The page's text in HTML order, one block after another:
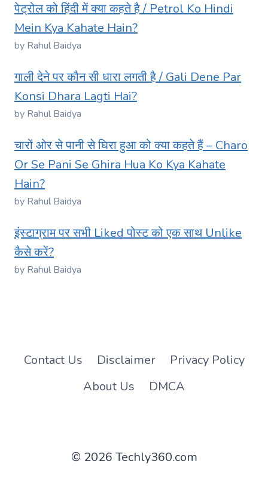
पेट्रोल को हिंदी में क्या कहते है / Petrol Ko Hindi
Mein Kya Kahate Hain?
by Rahul Baidya
गाली देने पर कौन सी धारा लगती है / Gali Dene Par
Konsi Dhara Lagti Hai?
by Rahul Baidya
चारों ओर से पानी से घिरा हुआ को क्या कहते हैं – Charo
Or Se Pani Se Ghira Hua Ko Kya Kahate
Hain?
by Rahul Baidya
इंस्टाग्राम पर सभी Liked पोस्ट को एक साथ Unlike
कैसे करें?
by Rahul Baidya
Contact Us Disclaimer
Privacy Policy
About Us
DMCA
© 2026 Techly360.com